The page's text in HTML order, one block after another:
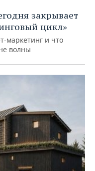
закрывает
цикл»
маркетинг и что
волны